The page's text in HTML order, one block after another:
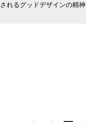
れるグッドデザインの精